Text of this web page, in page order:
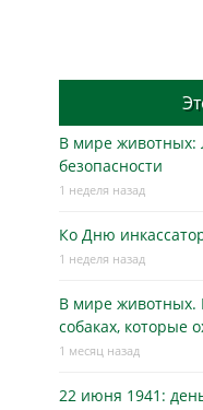
В мире животных:
безопасности
1 неделя назад
Ко Дню
1 неделя назад
В мире животных.
собаках, которые
1 месяц назад
22 июня 1941: